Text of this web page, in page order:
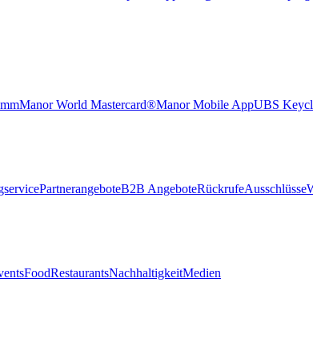
Manor World Mastercard®Manor Mobile AppUBS
PartnerangeboteB2B AngeboteRückrufeAusschlüsse
FoodRestaurantsNachhaltigkeitMedien